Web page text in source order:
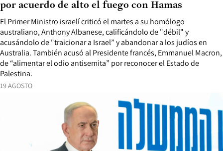
19 AGOSTO
El Primer Ministro israelí criticó el martes a su homólogo
australiano, Anthony Albanese, calificándolo de "débil" y
acusándolo de "traicionar a Israel” y abandonar a los judíos en
Australia. También acusó al Presidente francés, Emmanuel Macron,
de “alimentar el odio antisemita” por reconocer el Estado de
Palestina.
por acuerdo de alto el fuego con Hamas